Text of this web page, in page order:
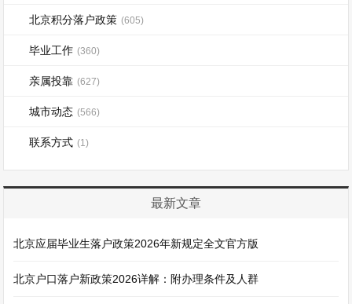
北京积分落户政策 (605)
毕业工作 (360)
亲属投靠 (627)
城市动态 (566)
联系方式 (1)
最新文章
北京应届毕业生落户政策2026年新规定全文官方版
北京户口落户新政策2026详解：附办理条件及人群